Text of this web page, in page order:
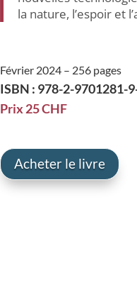
la nature, l’espoir et
Février 2024 – 256 pages
ISBN : 978-2-9701281-
Prix 25 CHF
Acheter le livre